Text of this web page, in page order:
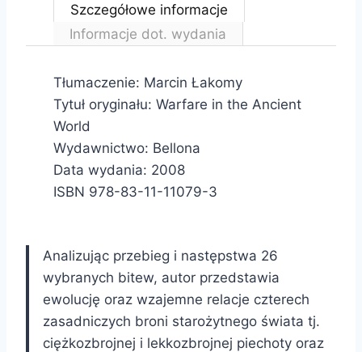
Szczegółowe informacje
Informacje dot. wydania
Tłumaczenie: Marcin Łakomy
Tytuł oryginału: Warfare in the Ancient
World
Wydawnictwo: Bellona
Data wydania: 2008
ISBN 978-83-11-11079-3
Analizując przebieg i następstwa 26
wybranych bitew, autor przedstawia
ewolucję oraz wzajemne relacje czterech
zasadniczych broni starożytnego świata tj.
ciężkozbrojnej i lekkozbrojnej piechoty oraz